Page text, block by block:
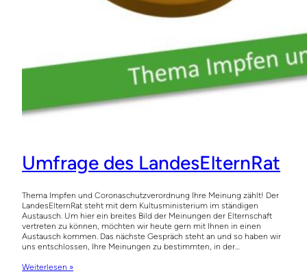
Umfrage des LandesElternRat
Thema Impfen und Coronaschutzverordnung Ihre Meinung zählt! Der
LandesElternRat steht mit dem Kultusministerium im ständigen
Austausch. Um hier ein breites Bild der Meinungen der Elternschaft
vertreten zu können, möchten wir heute gern mit Ihnen in einen
Austausch kommen. Das nächste Gespräch steht an und so haben wir
uns entschlossen, Ihre Meinungen zu bestimmten, in der…
Weiterlesen »